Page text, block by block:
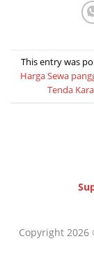
This entry was
Harga Sewa
Tenda
Copyright 2026